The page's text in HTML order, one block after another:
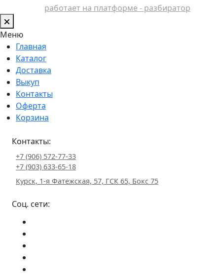
работает на платформе - разбиратор
Меню
Главная
Каталог
Доставка
Выкуп
Контакты
Оферта
Корзина
Контакты:
+7 (906) 572-77-33
+7 (903) 633-65-18
Курск, 1-я Фатежская, 57, ГСК 65, Бокс 75
Соц. сети: